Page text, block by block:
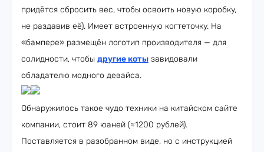
придётся сбросить вес, чтобы освоить новую коробку,
не раздавив её). Имеет встроенную когтеточку. На
«бампере» размещён логотип производителя — для
солидности, чтобы другие коты завидовали
обладателю модного девайса.
Обнаружилось такое чудо техники на китайском сайте
компании, стоит 89 юаней (≈1200 рублей).
Поставляется в разобранном виде, но с инструкцией